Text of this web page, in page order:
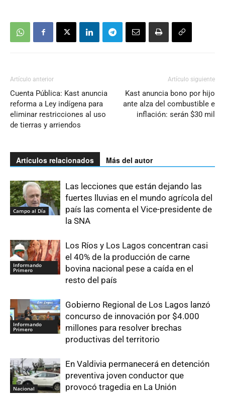
Artículo anterior
Cuenta Pública: Kast anuncia
reforma a Ley indígena para
eliminar restricciones al uso
de tierras y arriendos
Artículo siguiente
Kast anuncia bono por hijo
ante alza del combustible e
inflación: serán $30 mil
Artículos relacionados Más del autor
Campo al Día
Las lecciones que están dejando las
fuertes lluvias en el mundo agrícola del
país las comenta el Vice-presidente de
la SNA
Informando
Primero
Los Ríos y Los Lagos concentran casi
el 40% de la producción de carne
bovina nacional pese a caída en el
resto del país
Informando
Primero
Gobierno Regional de Los Lagos lanzó
concurso de innovación por $4.000
millones para resolver brechas
productivas del territorio
Nacional
En Valdivia permanecerá en detención
preventiva joven conductor que
provocó tragedia en La Unión